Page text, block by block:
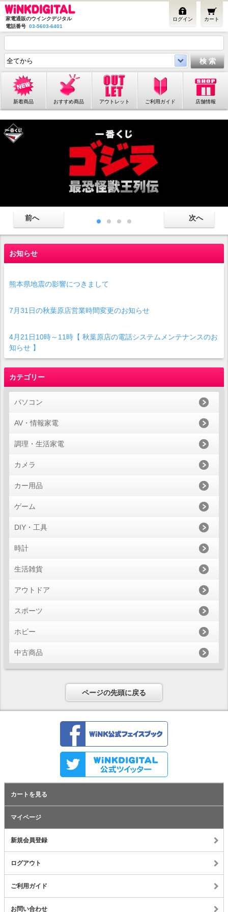
家電通販のウインクデジタル
電話番号 03-5603-6401
カート
ログイン
新着商品 おすすめ商品 アウトレット ご利用ガイド 店舗情報
お知らせ
熊本県地震の影響につきまして
7月31日の秋葉原店営業時間変更のお知らせ
4月21日10時～11時【 秋葉原店の電話システムメンテナンスのお
知らせ 】
カテゴリー
パソコン
AV・情報家電
調理・生活家電
カメラ
カー用品
ゲーム
DIY・工具
時計
生活雑貨
アウトドア
スポーツ
ホビー
中古商品
ページの先頭に戻る
カートを見る
マイページ
新規会員登録
ログアウト
ご利用ガイド
お問い合わせ